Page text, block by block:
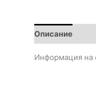
Описание
Информация на